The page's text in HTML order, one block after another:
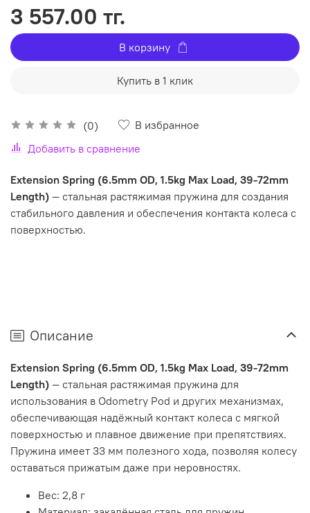
(0)
В избранное
Добавить в сравнение
3 557.00 тг.
В корзину
Купить в 1 клик
Extension Spring (6.5mm OD, 1.5kg Max Load, 39-72mm
Length) — стальная растяжимая пружина для создания
стабильного давления и обеспечения контакта колеса с
поверхностью.
Описание
Extension Spring (6.5mm OD, 1.5kg Max Load, 39-72mm
Length) — стальная растяжимая пружина для
использования в Odometry Pod и других механизмах,
обеспечивающая надёжный контакт колеса с мягкой
поверхностью и плавное движение при препятствиях.
Пружина имеет 33 мм полезного хода, позволяя колесу
оставаться прижатым даже при неровностях.
Вес: 2,8 г